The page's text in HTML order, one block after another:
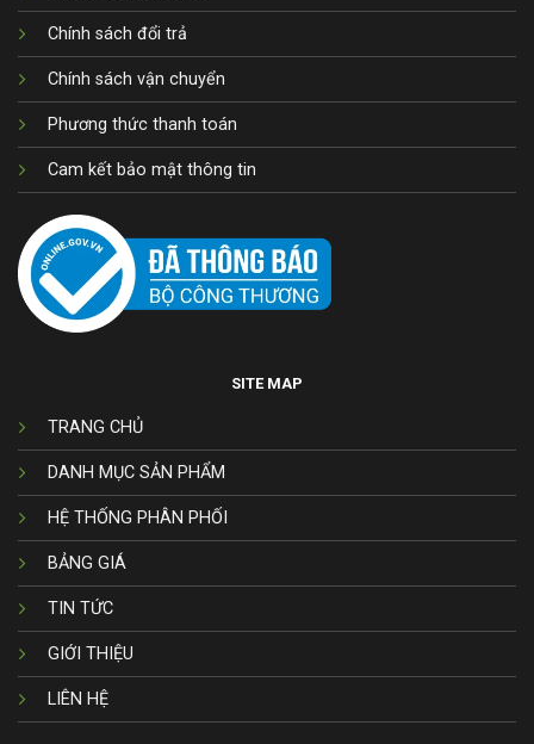
Chính sách đổi trả
Chính sách vận chuyển
Phương thức thanh toán
Cam kết bảo mật thông tin
SITE MAP
TRANG CHỦ
DANH MỤC SẢN PHẨM
HỆ THỐNG PHÂN PHỐI
BẢNG GIÁ
TIN TỨC
GIỚI THIỆU
LIÊN HỆ